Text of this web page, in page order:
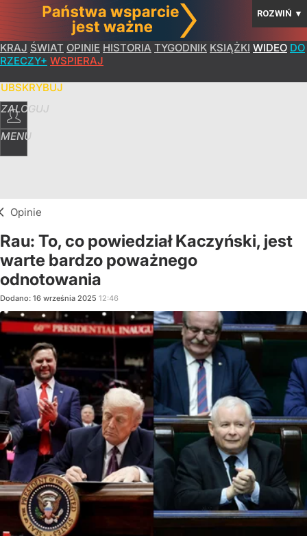
ROZWIŃ ▼
KRAJ ŚWIAT OPINIE HISTORIA TYGODNIK KSIĄŻKI WIDEO DO
RZECZY+ WSPIERAJ
ZALOGUJ
MENU
Opinie
Rau: To, co powiedział Kaczyński, jest
warte bardzo poważnego
odnotowania
Dodano: 16 września 2025 12:46